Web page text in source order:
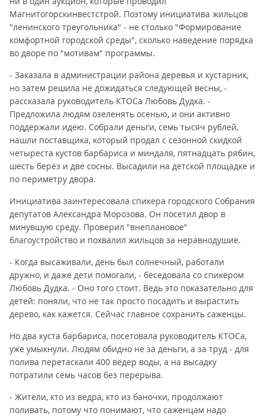
Магнитогорскинвестстрой. Поэтому инициатива жильцов
"ленинского треугольника" - не столько "Формирование
комфортной городской среды", сколько наведение порядка
во дворе по "мотивам" программы.
- Заказала в администрации района деревья и кустарник,
но затем решила не дожидаться следующей весны, -
рассказала руководитель КТОСа Любовь Дудка. -
Предложила людям озеленять осенью, и они активно
поддержали идею. Собрали деньги, семь тысяч рублей,
нашли поставщика, который продал с сезонной скидкой
четыреста кустов барбариса и миндаля, пятнадцать рябин,
шесть берёз и две сосны. Высадили на детской площадке и
по периметру двора.
Инициатива заинтересовала спикера городского Собрания
депутатов Александра Морозова. Он посетил двор в
минувшую среду. Проверил "внеплановое"
благоустройство и похвалил жильцов за неравнодушие.
- Когда высаживали, день был солнечный, работали
дружно, и даже дети помогали, - беседовала со спикером
Любовь Дудка. - Оно того стоит. Ведь это показательно для
детей: поняли, что не так просто посадить и вырастить
дерево, как кажется. Сейчас главное сохранить саженцы.
Но два куста барбариса, посетовала руководитель КТОСа,
уже умыкнули. Людям обидно не за деньги, а за труд - для
полива перетаскали 400 вёдер воды, а на высадку
потратили семь часов без перерыва.
- Жители, кто из ведра, кто из баночки, продолжают
поливать, потому что понимают, что саженцам надо